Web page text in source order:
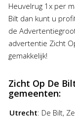
Heuvelrug 1x per
Bilt dan kunt u
de
advertentie Zicht
gemakkelijk!
Zicht Op De
gemeenten:
Utrecht: De Bilt,